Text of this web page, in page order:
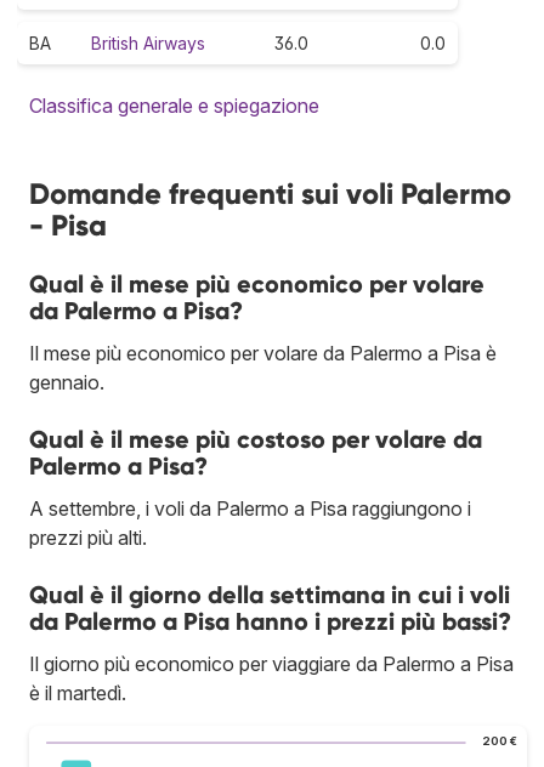
BA British Airways 36.0 0.0
Classifica generale e spiegazione
Domande frequenti sui voli Palermo
- Pisa
Qual è il mese più economico per volare
da Palermo a Pisa?
Il mese più economico per volare da Palermo a Pisa è
gennaio.
Qual è il mese più costoso per volare da
Palermo a Pisa?
A settembre, i voli da Palermo a Pisa raggiungono i
prezzi più alti.
Qual è il giorno della settimana in cui i voli
da Palermo a Pisa hanno i prezzi più bassi?
Il giorno più economico per viaggiare da Palermo a Pisa
è il martedì.
200 €